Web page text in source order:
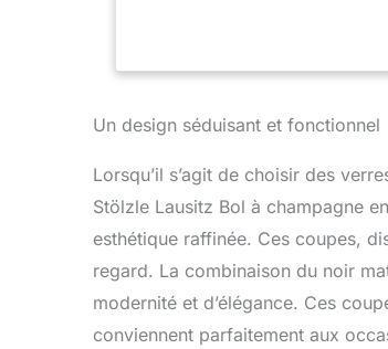
Un design séduisant et fonctionnel
Lorsqu’il s’agit de choisir des
Stölzle Lausitz Bol à champagne
esthétique raffinée. Ces coupes,
regard. La combinaison du noir
modernité et d’élégance. Ces
conviennent parfaitement aux